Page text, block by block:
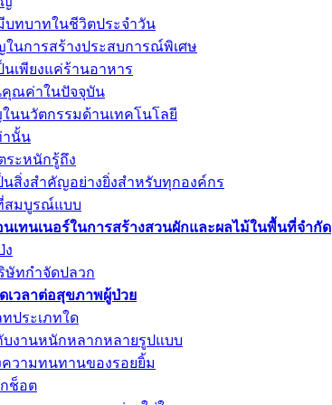
ทบาทในชีวิตประจำวัน
นการสร้างประสบการณ์พิเศษ
นเพียงแค่ร้านอาหาร
คุณค่าในปัจจุบัน
ในนวัตกรรมด้านเทคโนโลยี
านั้น
ระหนักรู้ถึง
สิ่งสำคัญอย่างยิ่งสำหรับทุกองค์กร
สมบูรณ์แบบ
เทนเนอร์ในการสร้างสวนผักและผลไม้ในพื้นที่จำกัด
ง
ษัทกำจัดปลวก
เวลาต่อสุขภาพผู้ป่วย
ประเภทใด
งานหนักหลากหลายรูปแบบ
ความทนทานของรอยยิ้ม
ช็อต